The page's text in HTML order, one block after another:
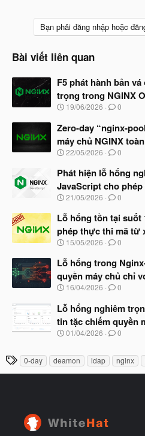
Bạn phải đăng nhập hoặc
Bài viết liên quan
F5 phát hành bản
trọng trong NGINX
N
à
y
b
ắ
đ
ầ
u
19/06/2026 0
Zero-day “nginx-
máy chủ NGINX
N
à
b
ắ
đ
ầ
u
22/05/2026 0
Phát hiện lỗ hổng
JavaScript cho
N
à
b
ắ
đ
ầ
u
21/05/2026 0
Lỗ hổng tồn tại suốt
phép thực thi mã từ
N
à
b
ắ
đ
ầ
u
15/05/2026 0
Lỗ hổng trong
quyền máy chủ chỉ
N
à
b
ắ
đ
ầ
u
16/04/2026 0
Lỗ hổng nghiêm
tin tặc chiếm quyền
N
y
u
01/04/2026 0
T
h
0-day deamon ldap nginx